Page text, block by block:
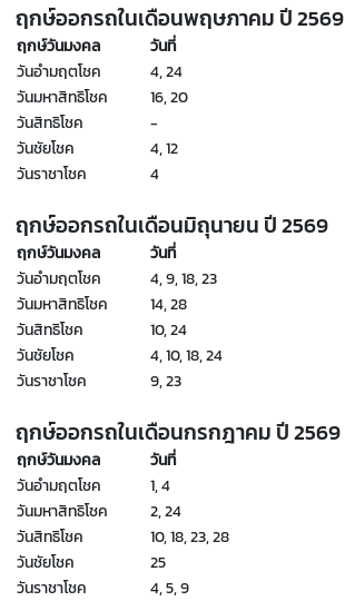
ฤกษ์ออกรถในเดือนพฤษภาคม ปี2569
ฤกษ์วันมงคล
วันที่
วันอำมฤตโชค
4, 24
วันมหาสิทธิโชค
16, 20
วันสิทธิโชค
-
วันชัยโชค
4, 12
วันราชาโชค
4
ฤกษ์ออกรถในเดือนมิถุนายน ปี2569
ฤกษ์วันมงคล
วันที่
วันอำมฤตโชค
4, 9, 18, 23
วันมหาสิทธิโชค
14, 28
วันสิทธิโชค
10, 24
วันชัยโชค
4, 10, 18, 24
วันราชาโชค
9, 23
ฤกษ์ออกรถในเดือนกรกฎาคม ปี2569
ฤกษ์วันมงคล
วันที่
วันอำมฤตโชค
1, 4
วันมหาสิทธิโชค
2, 24
วันสิทธิโชค
10, 18, 23, 28
วันชัยโชค
25
วันราชาโชค
4, 5, 9